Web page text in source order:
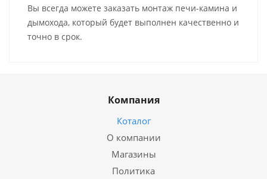
Вы всегда можете заказать монтаж печи-камина и
дымохода, который будет выполнен качественно и
точно в срок.
Компания
Коталог
О компании
Магазины
Политика